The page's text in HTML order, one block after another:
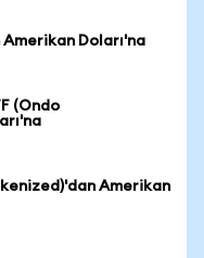
Doları'na
(Ondo
Amerikan